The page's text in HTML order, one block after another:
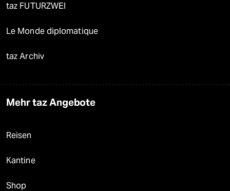
taz FUTURZWEI
Le Monde diplomatique
taz Archiv
Mehr taz Angebote
Reisen
Kantine
Shop